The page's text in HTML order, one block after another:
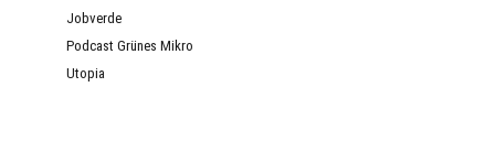
Jobverde
Podcast Grünes Mikro
Utopia